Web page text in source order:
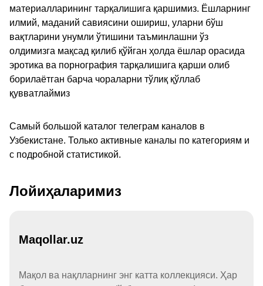
материалларининг тарқалишига қаршимиз. Ёшларнинг
илмий, маданий савиясини ошириш, уларни бўш
вақтларини унумли ўтишини таъминлашни ўз
олдимизга мақсад қилиб қўйган ҳолда ёшлар орасида
эротика ва порнография тарқалишига қарши олиб
борилаётган барча чораларни тўлиқ қўллаб
қувватлаймиз
Самый большой каталог телеграм каналов в
Узбекистане. Только активные каналы по категориям и
с подробной статистикой.
Лойиҳаларимиз
Maqollar.uz
Мақол ва нақлларнинг энг катта коллекцияси. Ҳар